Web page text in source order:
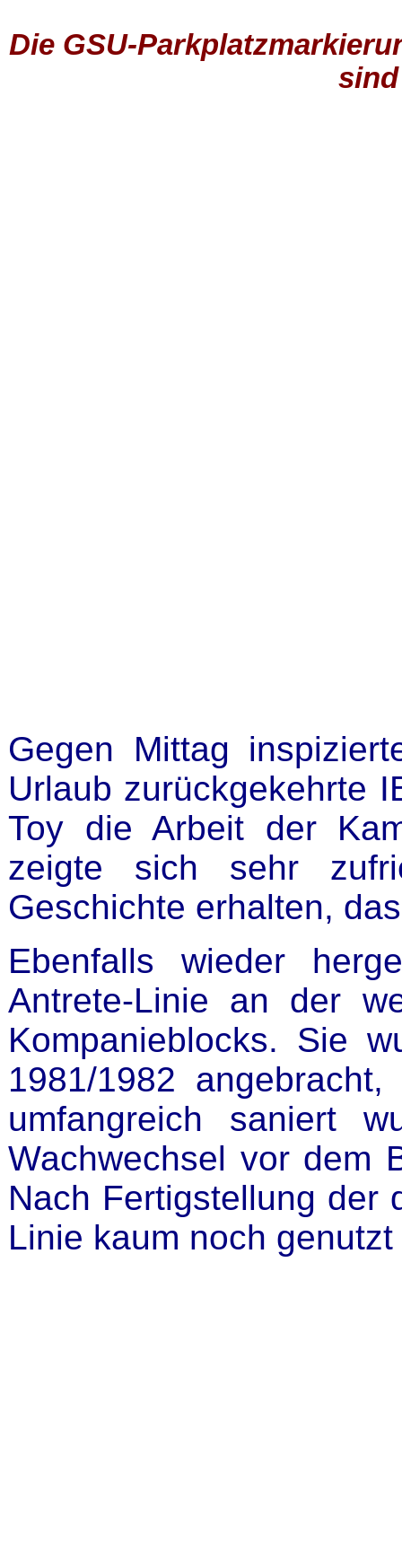
Die GSU-
Gegen Mittag
Urlaub zurückgekehrte
Toy die Arbeit der
zeigte sich sehr
Geschichte erhalten,
Ebenfalls wieder
Antrete-Linie an der
Kompanieblocks. Sie
1981/1982
umfangreich saniert
Wachwechsel vor dem
Nach Fertigstellung der
Linie kaum noch